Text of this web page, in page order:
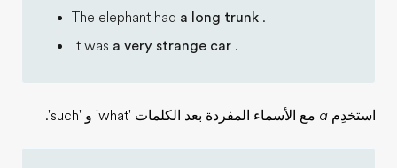
The elephant had a long trunk .
It was a very strange car .
استخدِم a مع الأسماء المفردة بعد الكلمات 'what' و 'such'.